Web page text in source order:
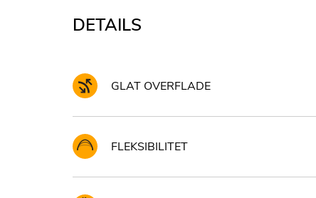
DETAILS
GLAT OVERFLADE
FLEKSIBILITET